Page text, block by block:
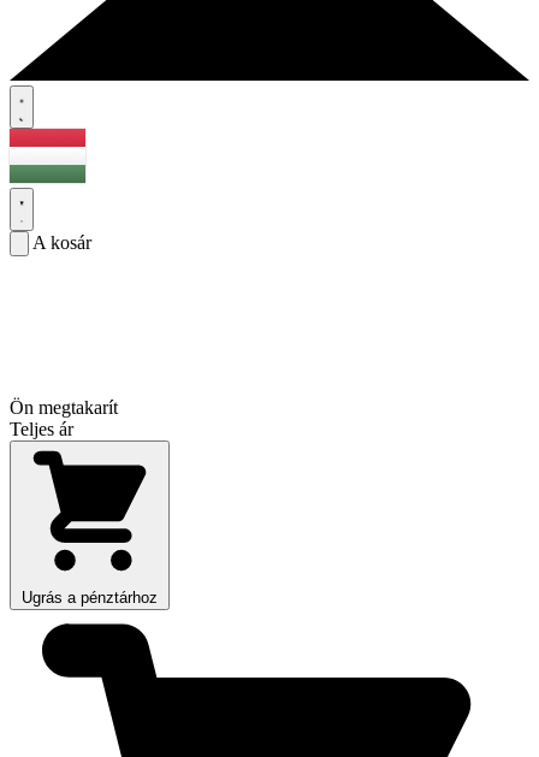
A kosár
Ön megtakarít
Teljes ár
Ugrás a pénztárhoz